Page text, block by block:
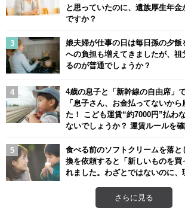
と思っていたのに、遺族厚生年
ですか？
娘夫婦が仕事の日は毎日孫の夕飯
への負担も増えてきましたが、祖
るのが普通でしょうか？
4歳の息子と「新幹線の自由席」
「息子さん、お金払ってないか
た！ こども運賃“約7000円”払わ
ないでしょうか？ 運賃ルールを
食べる前のソフトクリームを落と
換を依頼すると「新しいものを買
れました。わざとではないのに、
さらに見る